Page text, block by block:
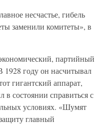
несчастье, гибель
заменили комитеты», в
партийный
1928 году он насчитывал
гигантский аппарат,
состоянии справиться с
условиях. «Шумят
главный